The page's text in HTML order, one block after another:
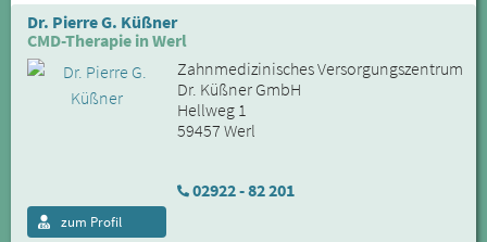
Dr. Pierre G. Küßner
CMD-Therapie in Werl
Zahnmedizinisches Versorgungszentrum
Dr. Küßner GmbH
Hellweg 1
59457 Werl
02922 - 82 201
zum Profil